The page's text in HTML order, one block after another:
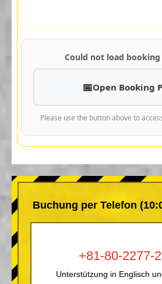
Could not load booking
Open Booking
Please use the button above to
Buchung per Telefon
+81-80-2277-
Unterstützung in Englisch